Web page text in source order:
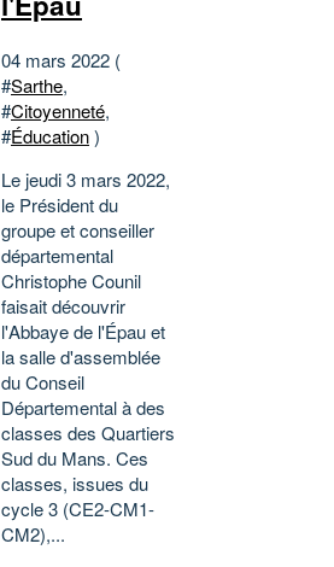
04 mars 2022 (
#Sarthe,
#Citoyenneté,
#Éducation)
Le jeudi 3 mars 2022,
le Président du
groupe et conseiller
départemental
Christophe Counil
faisait découvrir
l'Abbaye de l'Épau et
la salle d'assemblée
du Conseil
Départemental à des
classes des Quartiers
Sud du Mans. Ces
classes, issues du
cycle 3 (CE2-CM1-
CM2),...